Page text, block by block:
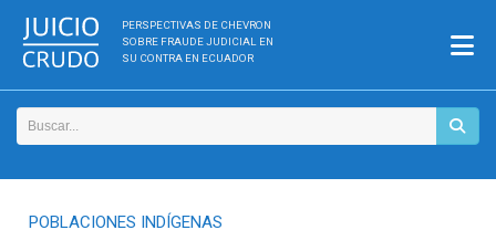
PERSPECTIVAS DE CHEVRON
SOBRE FRAUDE JUDICIAL EN
SU CONTRA EN ECUADOR
POBLACIONES INDÍGENAS